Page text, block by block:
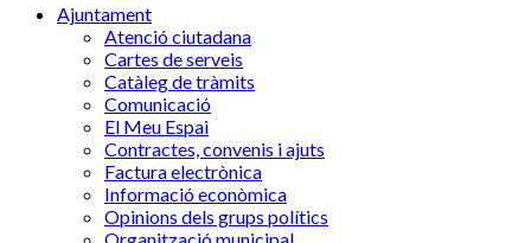
Ajuntament
Atenció ciutadana
Cartes de serveis
Catàleg de tràmits
Comunicació
El Meu Espai
Contractes, convenis i ajuts
Factura electrònica
Informació econòmica
Opinions dels grups polítics